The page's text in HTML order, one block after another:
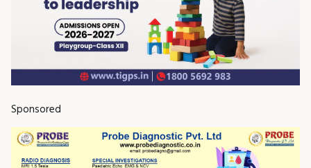
Sponsored